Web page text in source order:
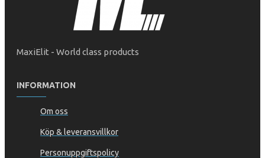
MaxiElit - World class products
INFORMATION
Om oss
Köp & leveransvillkor
Personuppgiftspolicy